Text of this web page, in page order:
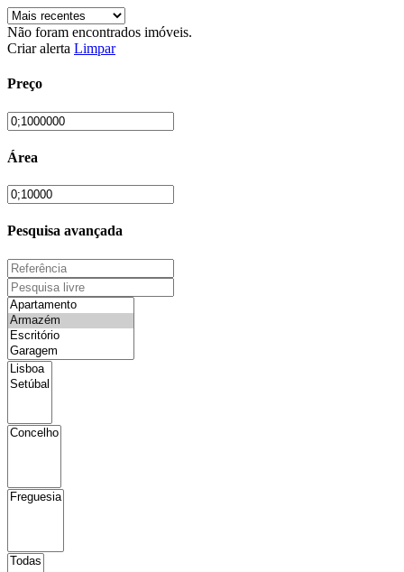
Não foram encontrados imóveis.
Criar alerta Limpar
Preço
Área
Pesquisa avançada